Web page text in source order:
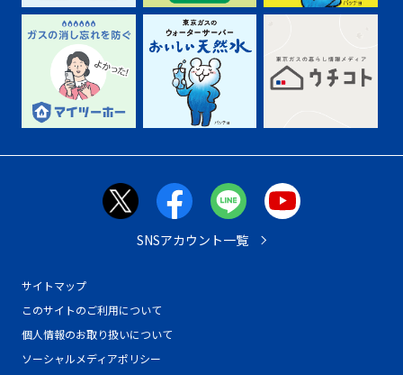
サイトマップ
このサイトのご利用について
個人情報のお取り扱いについて
ソーシャルメディアポリシー
SNSアカウント一覧